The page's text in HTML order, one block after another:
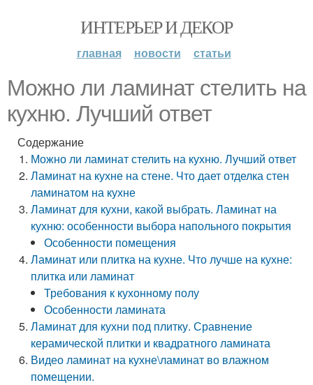
ИНТЕРЬЕР И ДЕКОР
главная новости статьи
Можно ли ламинат стелить на
кухню. Лучший ответ
Содержание
Можно ли ламинат стелить на кухню. Лучший ответ
Ламинат на кухне на стене. Что дает отделка стен
ламинатом на кухне
Ламинат для кухни, какой выбрать. Ламинат на
кухню: особенности выбора напольного покрытия
Особенности помещения
Ламинат или плитка на кухне. Что лучше на кухне:
плитка или ламинат
Требования к кухонному полу
Особенности ламината
Ламинат для кухни под плитку. Сравнение
керамической плитки и квадратного ламината
Видео ламинат на кухне\ламинат во влажном
помещении.